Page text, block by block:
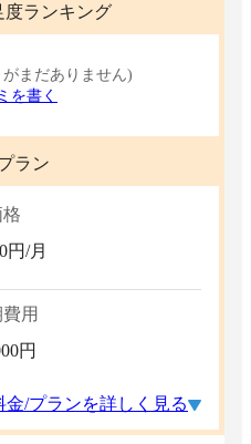
度ランキング
まだありません)
を書く
ラン
円/月
用
円
金/プランを詳しく見る